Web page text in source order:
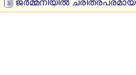
ജര്‍മ്മനിയില്‍